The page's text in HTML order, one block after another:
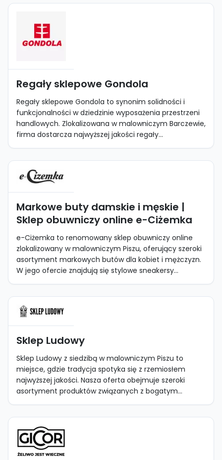
Regały sklepowe Gondola
Regały sklepowe Gondola to synonim solidności i
funkcjonalności w dziedzinie wyposażenia przestrzeni
handlowych. Zlokalizowana w malowniczym Barczewie,
firma dostarcza najwyższej jakości regały...
Markowe buty damskie i męskie |
Sklep obuwniczy online e-Ciżemka
e-Ciżemka to renomowany sklep obuwniczy online
zlokalizowany w malowniczym Piszu, oferujący szeroki
asortyment markowych butów dla kobiet i mężczyzn.
W jego ofercie znajdują się stylowe sneakersy...
Sklep Ludowy
Sklep Ludowy z siedzibą w malowniczym Piszu to
miejsce, gdzie tradycja spotyka się z rzemiosłem
najwyższej jakości. Nasza oferta obejmuje szeroki
asortyment produktów związanych z bogatym...